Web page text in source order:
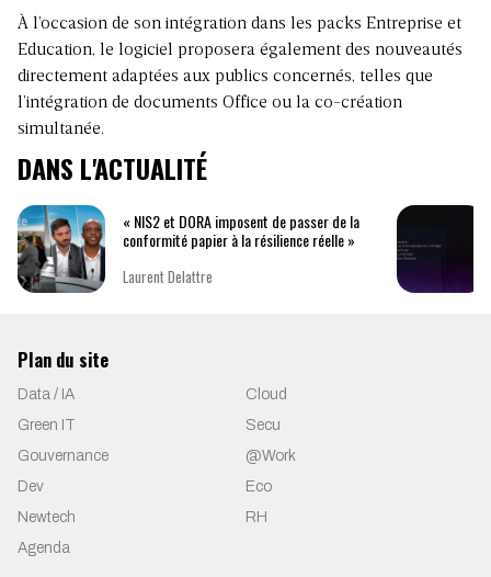
À l’occasion de son intégration dans les packs Entreprise et
Education, le logiciel proposera également des nouveautés
directement adaptées aux publics concernés, telles que
l’intégration de documents Office ou la co-création
simultanée.
DANS L'ACTUALITÉ
« NIS2 et DORA imposent de passer de la
conformité papier à la résilience réelle »
Laurent Delattre
Plan du site
Data / IA
Cloud
Green IT
Secu
Gouvernance
@Work
Dev
Eco
Newtech
RH
Agenda